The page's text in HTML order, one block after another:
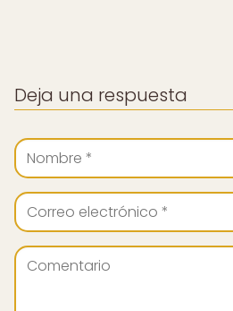
Deja una respuesta